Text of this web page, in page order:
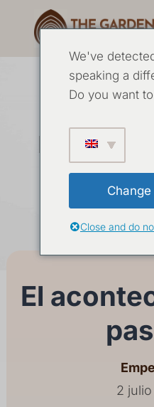
La
02 JULIO-
El
2 julio
We've
speaking a
Do you want
Close and do